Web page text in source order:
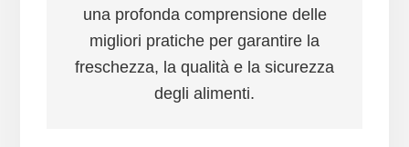
una profonda comprensione delle
migliori pratiche per garantire la
freschezza, la qualità e la sicurezza
degli alimenti.